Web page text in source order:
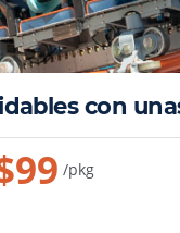
con
/pkg